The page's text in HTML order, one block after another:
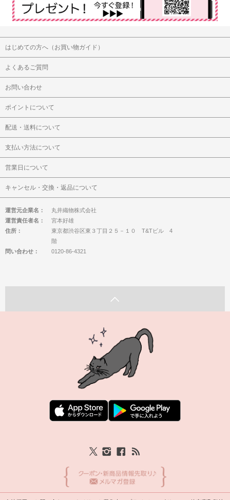
はじめての方へ（お買い物ガイド）
よくあるご質問
お問い合わせ
ポイントについて
配送・送料について
支払い方法について
営業日について
キャンセル・交換・返品について
運営元企業名：
丸井織物株式会社
運営責任者名：
宮本好雄
住所：
東京都渋谷区東３丁目２５－１０ T&Tビル 4
階
問い合わせ：
0120-86-4321